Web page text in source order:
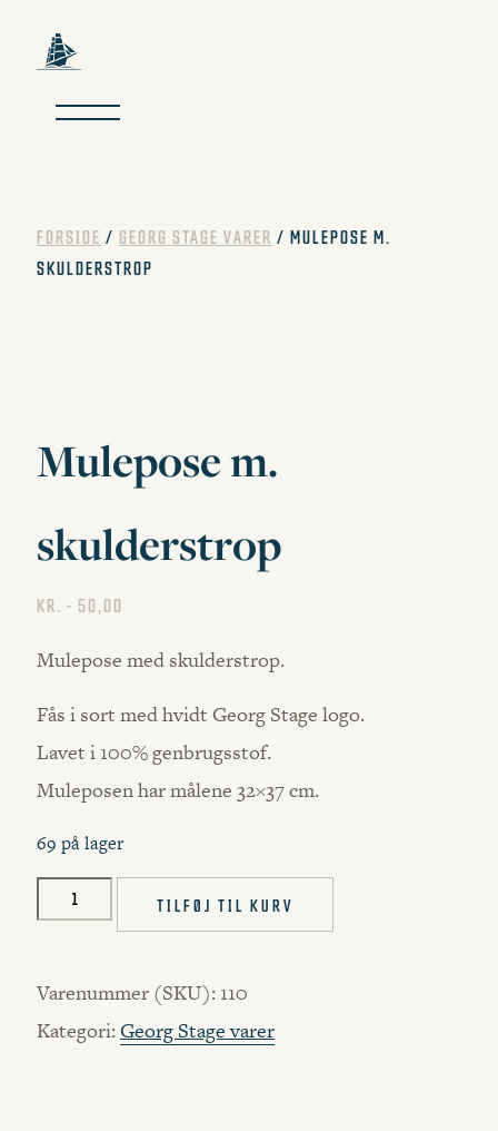
Skip to the primary navigation.
Skip to the content.
FORSIDE / GEORG STAGE VARER / MULEPOSE M.
SKULDERSTROP
Mulepose m.
skulderstrop
KR. 50,00
Mulepose med skulderstrop.
Fås i sort med hvidt Georg Stage logo.
Lavet i 100% genbrugsstof.
Muleposen har målene 32×37 cm.
69 på lager
Mulepose
antal
TILFØJ TIL KURV
Varenummer (SKU): 110
Kategori: Georg Stage varer